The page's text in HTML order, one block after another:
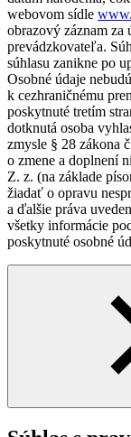
webovom sídle
obrazový záznam
prevádzkovateľa.
súhlasu zanikne po
Osobné údaje
k cezhraničnému
poskytnuté tretím
dotknutá osoba
zmysle § 28 zákona
o zmene a doplnení
Z. z. (na základe
žiadať o opravu
a ďalšie práva
všetky informácie
poskytnuté osobné